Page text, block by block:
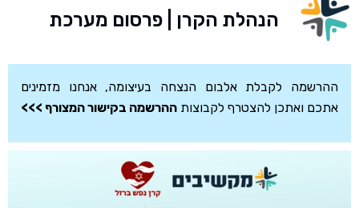
הנהלת הקרן | פרסום מערכת
ההרשמה לקבלת אלבום הנצחה בעיצומה, אנחנו מזמינים
אתכם ואתכן להצטרף לקבוצות ההרשמה בקישור המצורף >>>